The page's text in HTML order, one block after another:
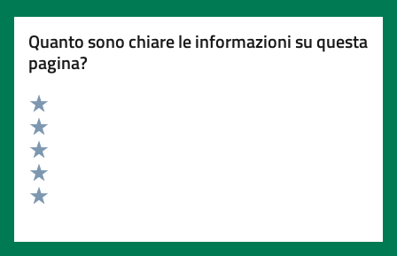
Quanto sono chiare le informazioni su questa
pagina?
Valuta 5 stelle su 5
Valuta 4 stelle su 5
Valuta 3 stelle su 5
Valuta 2 stelle su 5